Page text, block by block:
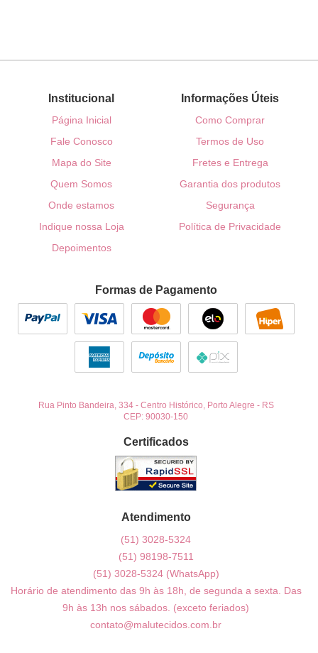
Institucional
Página Inicial
Fale Conosco
Mapa do Site
Quem Somos
Onde estamos
Indique nossa Loja
Depoimentos
Informações Úteis
Como Comprar
Termos de Uso
Fretes e Entrega
Garantia dos produtos
Segurança
Política de Privacidade
Formas de Pagamento
Rua Pinto Bandeira, 334- Centro Histórico, Porto Alegre - RS
CEP: 90030-150
Certificados
Atendimento
(51) 3028-5324
(51) 98198-7511
(51) 3028-5324 (WhatsApp)
Horário de atendimento das 9h às 18h, de segunda a sexta. Das
9h às 13h nos sábados. (exceto feriados)
contato@malutecidos.com.br